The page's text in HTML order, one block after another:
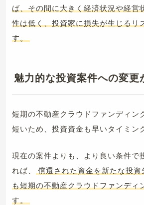
ば、その間に大きく経済状況や経営
性は低く、投資家に損失が生じるリ
す。
魅力的な投資案件への変更
短期の不動産クラウドファンディン
短いため、投資資金も早いタイミン
現在の案件よりも、より良い条件で
れば、
償還された資金を新たな投資
も短期の不動産クラウドファンディ
す。